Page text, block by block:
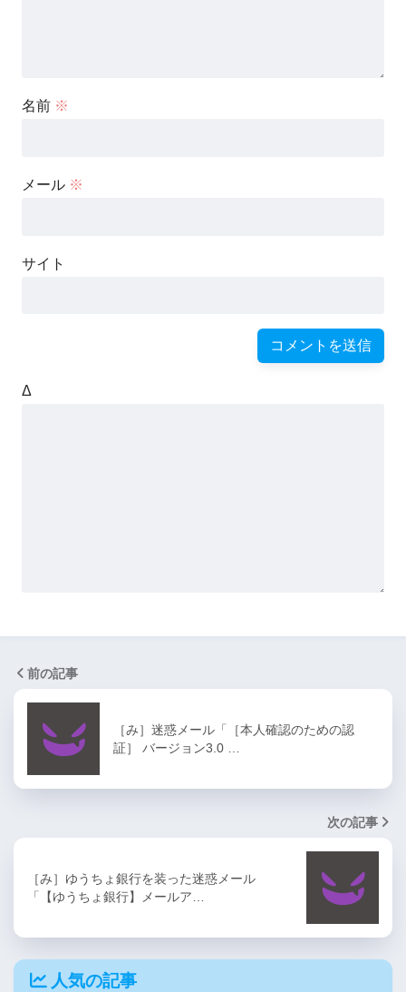
名前 ※
メール ※
サイト
Δ
前の記事
［み］迷惑メール「［本人確認のための認
証］ バージョン3.0 …
次の記事
［み］ゆうちょ銀行を装った迷惑メール
「【ゆうちょ銀行】メールア…
人気の記事